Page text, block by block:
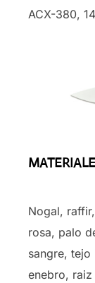
ACX-380,
Nogal,
rosa, palo
sangre,
enebro,